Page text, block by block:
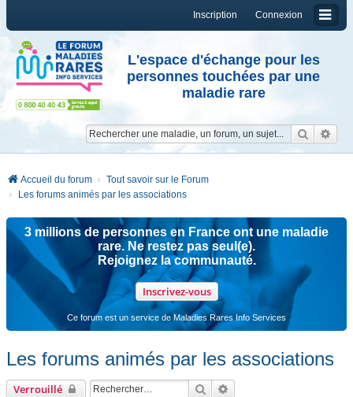
Connexion
Inscription
L'espace d'échange pour les
personnes touchées par une
maladie rare
Accueil du forum
Tout savoir sur le Forum
Les forums animés par les associations
3 millions de personnes en France ont une maladie
rare. Ne restez pas seul(e).
Rejoignez la communauté.
Inscrivez-vous
Ce forum est un service de Maladies Rares Info Services
Les forums animés par les associations
Verrouillé Rechercher